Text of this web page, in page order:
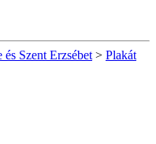
és Szent Erzsébet > Plakát